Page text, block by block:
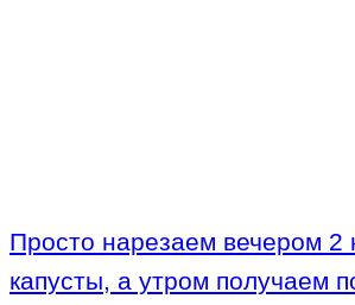
Просто нарезаем вечером 2
капусты, а утром получаем